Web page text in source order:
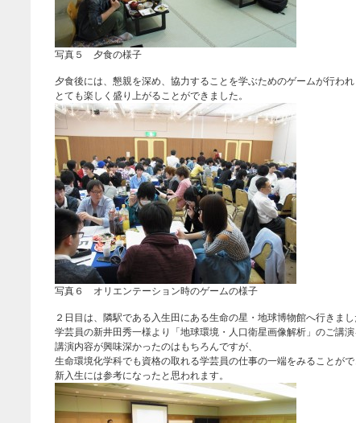
写真５ 夕食の様子
夕食後には、懇親を深め、協力することを学ぶためのゲームが行わ
とても楽しく盛り上がることができました。
写真６ オリエンテーション時のゲームの様子
２日目は、隣駅である入生田にある生命の星・地球博物館へ行きま
学芸員の新井田秀一様より「地球環境・人口衛星画像解析」のご講
講演内容が興味深かったのはもちろんですが、
生命環境化学科でも資格の取れる学芸員の仕事の一端をみることが
新入生には参考になったと思われます。